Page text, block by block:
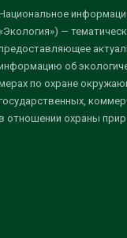
—
об
по охране
отношении охраны